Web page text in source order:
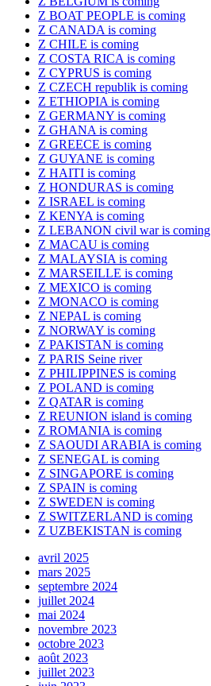
Z BOAT PEOPLE is coming
Z CANADA is coming
Z CHILE is coming
Z COSTA RICA is coming
Z CYPRUS is coming
Z CZECH republik is coming
Z ETHIOPIA is coming
Z GERMANY is coming
Z GHANA is coming
Z GREECE is coming
Z GUYANE is coming
Z HAITI is coming
Z HONDURAS is coming
Z ISRAEL is coming
Z KENYA is coming
Z LEBANON civil war is coming
Z MACAU is coming
Z MALAYSIA is coming
Z MARSEILLE is coming
Z MEXICO is coming
Z MONACO is coming
Z NEPAL is coming
Z NORWAY is coming
Z PAKISTAN is coming
Z PARIS Seine river
Z PHILIPPINES is coming
Z POLAND is coming
Z QATAR is coming
Z REUNION island is coming
Z ROMANIA is coming
Z SAOUDI ARABIA is coming
Z SENEGAL is coming
Z SINGAPORE is coming
Z SPAIN is coming
Z SWEDEN is coming
Z SWITZERLAND is coming
Z UZBEKISTAN is coming
avril 2025
mars 2025
septembre 2024
juillet 2024
mai 2024
novembre 2023
octobre 2023
août 2023
juillet 2023